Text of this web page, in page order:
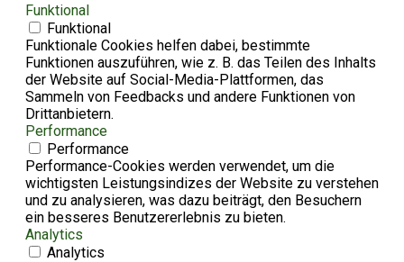
Funktional
Funktional
Funktionale Cookies helfen dabei, bestimmte
Funktionen auszuführen, wie z. B. das Teilen des Inhalts
der Website auf Social-Media-Plattformen, das
Sammeln von Feedbacks und andere Funktionen von
Drittanbietern.
Performance
Performance
Performance-Cookies werden verwendet, um die
wichtigsten Leistungsindizes der Website zu verstehen
und zu analysieren, was dazu beiträgt, den Besuchern
ein besseres Benutzererlebnis zu bieten.
Analytics
Analytics